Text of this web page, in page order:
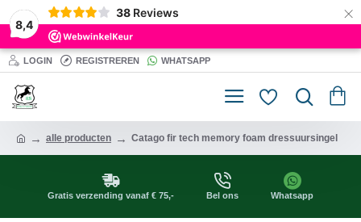
8,4
38 Reviews ×
LOGIN REGISTREREN WHATSAPP
alle producten Catago fir tech memory foam dressuursingel
Gratis verzending vanaf € 75,- Bel ons Whatsapp